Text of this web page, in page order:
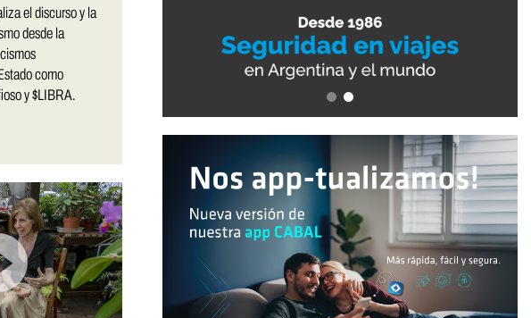
el discurso y la
desde la
como
y $LIBRA.